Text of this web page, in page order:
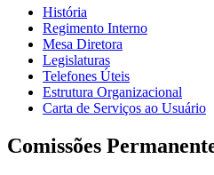
História
Regimento Interno
Mesa Diretora
Legislaturas
Telefones Úteis
Estrutura Organizacional
Carta de Serviços ao Usuário
Comissões